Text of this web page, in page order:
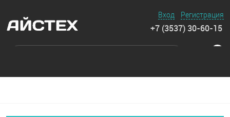
Вход Регистрация
+7 (3537) 30-60-15